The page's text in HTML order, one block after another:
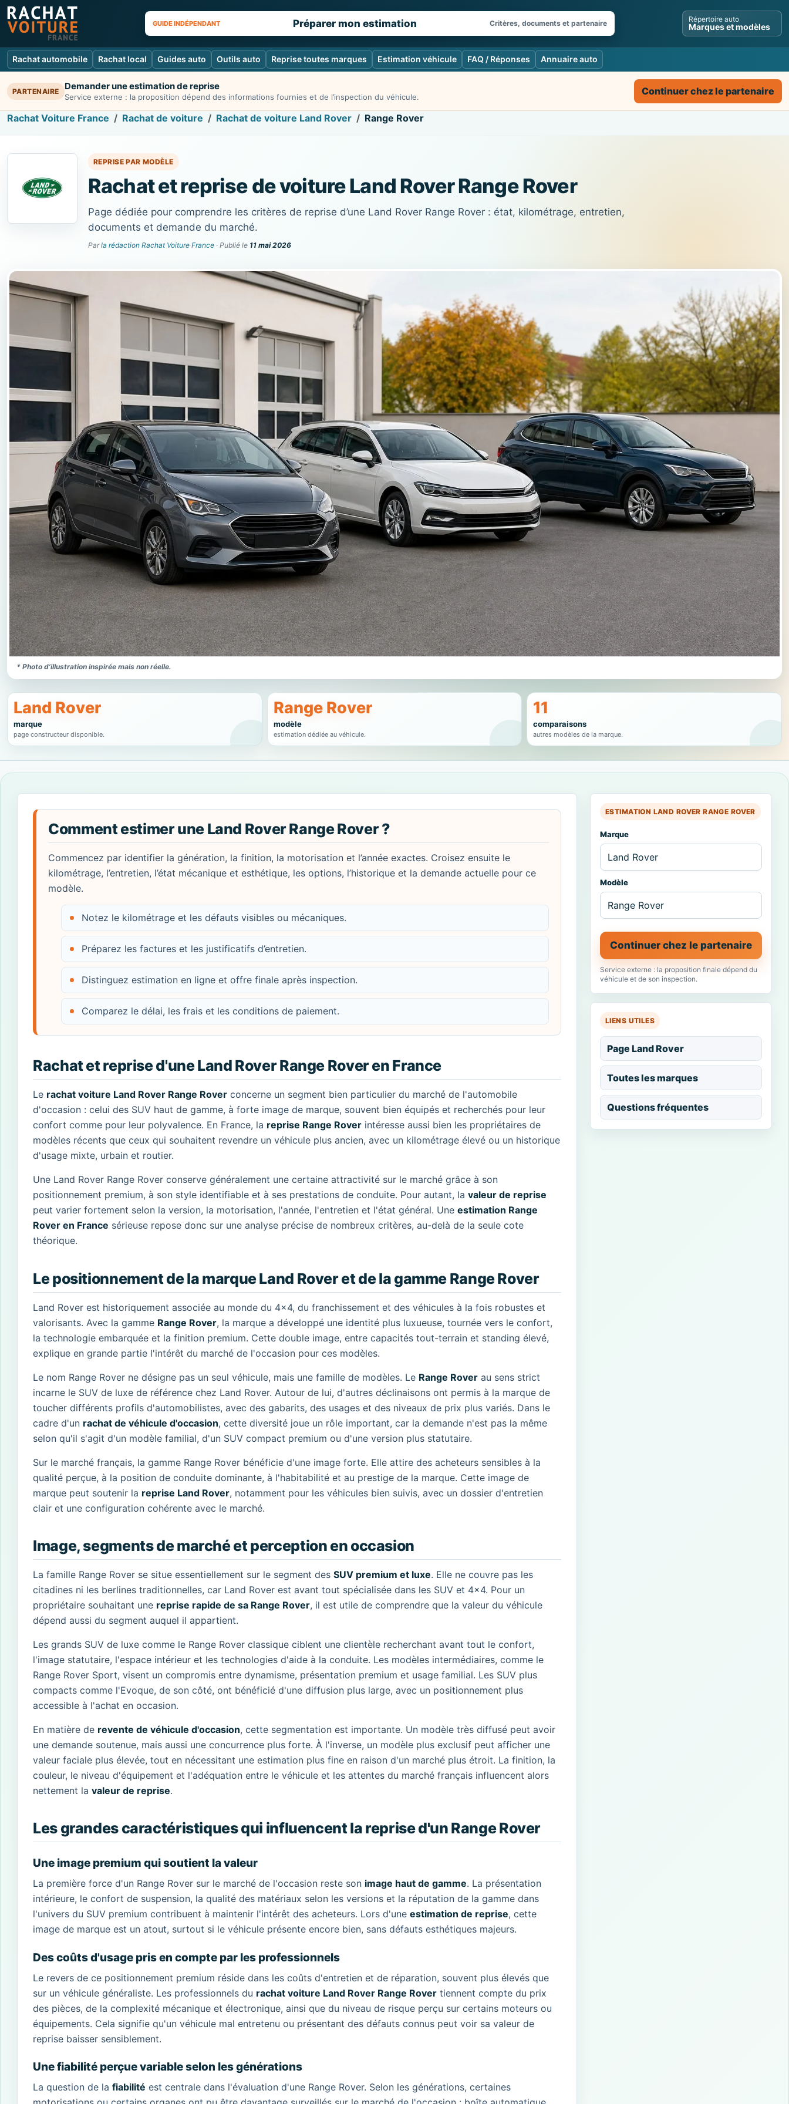
GUIDE INDÉPENDANT Préparer mon estimation Critères, documents et partenaire Répertoire auto
Marques et modèles
Rachat automobile Rachat local Guides auto Outils auto Reprise toutes marques Estimation véhicule FAQ / Réponses Annuaire auto
PARTENAIRE Demander une estimation de reprise
Service externe : la proposition dépend des informations fournies et de l’inspection du véhicule. Continuer chez le partenaire
Rachat Voiture France Rachat de voiture Rachat de voiture Land Rover Range Rover
REPRISE PAR MODÈLE
Rachat et reprise de voiture Land Rover Range Rover
Page dédiée pour comprendre les critères de reprise d’une Land Rover Range Rover : état, kilométrage, entretien,
documents et demande du marché.
Parla rédaction Rachat Voiture France · Publié le 11 mai 2026
* Photo d’illustration inspirée mais non réelle.
Land Rover
marque
page constructeur disponible.
Range Rover
modèle
estimation dédiée au véhicule.
11
comparaisons
autres modèles de la marque.
Comment estimer une Land Rover Range Rover ?
Commencez par identifier la génération, la finition, la motorisation et l’année exactes. Croisez ensuite le
kilométrage, l’entretien, l’état mécanique et esthétique, les options, l’historique et la demande actuelle pour ce
modèle.
Notez le kilométrage et les défauts visibles ou mécaniques.
Préparez les factures et les justificatifs d’entretien.
Distinguez estimation en ligne et offre finale après inspection.
Comparez le délai, les frais et les conditions de paiement.
Rachat et reprise d'une Land Rover Range Rover en France
Le rachat voiture Land Rover Range Rover concerne un segment bien particulier du marché de l'automobile
d'occasion : celui des SUV haut de gamme, à forte image de marque, souvent bien équipés et recherchés pour leur
confort comme pour leur polyvalence. En France, la reprise Range Rover intéresse aussi bien les propriétaires de
modèles récents que ceux qui souhaitent revendre un véhicule plus ancien, avec un kilométrage élevé ou un historique
d'usage mixte, urbain et routier.
Une Land Rover Range Rover conserve généralement une certaine attractivité sur le marché grâce à son
positionnement premium, à son style identifiable et à ses prestations de conduite. Pour autant, la valeur de reprise
peut varier fortement selon la version, la motorisation, l'année, l'entretien et l'état général. Une estimation Range
Rover en France sérieuse repose donc sur une analyse précise de nombreux critères, au-delà de la seule cote
théorique.
Le positionnement de la marque Land Rover et de la gamme Range Rover
Land Rover est historiquement associée au monde du 4x4, du franchissement et des véhicules à la fois robustes et
valorisants. Avec la gamme Range Rover, la marque a développé une identité plus luxueuse, tournée vers le confort,
la technologie embarquée et la finition premium. Cette double image, entre capacités tout-terrain et standing élevé,
explique en grande partie l'intérêt du marché de l'occasion pour ces modèles.
Le nom Range Rover ne désigne pas un seul véhicule, mais une famille de modèles. Le Range Rover au sens strict
incarne le SUV de luxe de référence chez Land Rover. Autour de lui, d'autres déclinaisons ont permis à la marque de
toucher différents profils d'automobilistes, avec des gabarits, des usages et des niveaux de prix plus variés. Dans le
cadre d'un rachat de véhicule d'occasion, cette diversité joue un rôle important, car la demande n'est pas la même
selon qu'il s'agit d'un modèle familial, d'un SUV compact premium ou d'une version plus statutaire.
Sur le marché français, la gamme Range Rover bénéficie d'une image forte. Elle attire des acheteurs sensibles à la
qualité perçue, à la position de conduite dominante, à l'habitabilité et au prestige de la marque. Cette image de
marque peut soutenir la reprise Land Rover, notamment pour les véhicules bien suivis, avec un dossier d'entretien
clair et une configuration cohérente avec le marché.
Image, segments de marché et perception en occasion
La famille Range Rover se situe essentiellement sur le segment des SUV premium et luxe. Elle ne couvre pas les
citadines ni les berlines traditionnelles, car Land Rover est avant tout spécialisée dans les SUV et 4x4. Pour un
propriétaire souhaitant une reprise rapide de sa Range Rover, il est utile de comprendre que la valeur du véhicule
dépend aussi du segment auquel il appartient.
Les grands SUV de luxe comme le Range Rover classique ciblent une clientèle recherchant avant tout le confort,
l'image statutaire, l'espace intérieur et les technologies d'aide à la conduite. Les modèles intermédiaires, comme le
Range Rover Sport, visent un compromis entre dynamisme, présentation premium et usage familial. Les SUV plus
compacts comme l'Evoque, de son côté, ont bénéficié d'une diffusion plus large, avec un positionnement plus
accessible à l'achat en occasion.
En matière de revente de véhicule d'occasion, cette segmentation est importante. Un modèle très diffusé peut avoir
une demande soutenue, mais aussi une concurrence plus forte. À l'inverse, un modèle plus exclusif peut afficher une
valeur faciale plus élevée, tout en nécessitant une estimation plus fine en raison d'un marché plus étroit. La finition, la
couleur, le niveau d'équipement et l'adéquation entre le véhicule et les attentes du marché français influencent alors
nettement la valeur de reprise.
Les grandes caractéristiques qui influencent la reprise d'un Range Rover
Une image premium qui soutient la valeur
La première force d'un Range Rover sur le marché de l'occasion reste son image haut de gamme. La présentation
intérieure, le confort de suspension, la qualité des matériaux selon les versions et la réputation de la gamme dans
l'univers du SUV premium contribuent à maintenir l'intérêt des acheteurs. Lors d'une estimation de reprise, cette
image de marque est un atout, surtout si le véhicule présente encore bien, sans défauts esthétiques majeurs.
Des coûts d'usage pris en compte par les professionnels
Le revers de ce positionnement premium réside dans les coûts d'entretien et de réparation, souvent plus élevés que
sur un véhicule généraliste. Les professionnels du rachat voiture Land Rover Range Rover tiennent compte du prix
des pièces, de la complexité mécanique et électronique, ainsi que du niveau de risque perçu sur certains moteurs ou
équipements. Cela signifie qu'un véhicule mal entretenu ou présentant des défauts connus peut voir sa valeur de
reprise baisser sensiblement.
Une fiabilité perçue variable selon les générations
La question de la fiabilité est centrale dans l'évaluation d'une Range Rover. Selon les générations, certaines
ESTIMATION LAND ROVER RANGE ROVER
Marque
Modèle
Continuer chez le partenaire
Service externe : la proposition finale dépend du
véhicule et de son inspection.
LIENS UTILES
Page Land Rover
Toutes les marques
Questions fréquentes